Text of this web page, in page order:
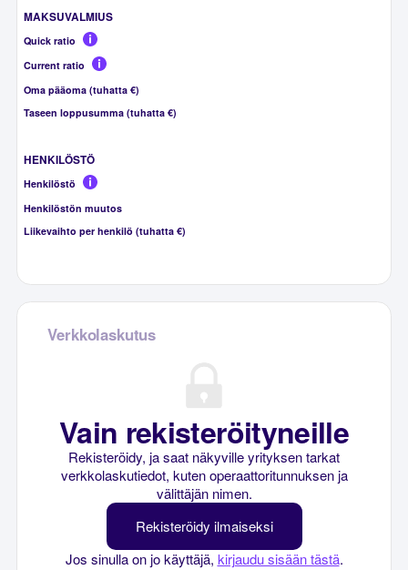
MAKSUVALMIUS
Quick ratio
Current ratio
Oma pääoma (tuhatta €)
Taseen loppusumma (tuhatta €)
HENKILÖSTÖ
Henkilöstö
Henkilöstön muutos
Liikevaihto per henkilö (tuhatta €)
Verkkolaskutus
Vain rekisteröityneille
Rekisteröidy, ja saat näkyville yrityksen tarkat
verkkolaskutiedot, kuten operaattoritunnuksen ja
välittäjän nimen.
Rekisteröidy ilmaiseksi
Jos sinulla on jo käyttäjä, kirjaudu sisään tästä.